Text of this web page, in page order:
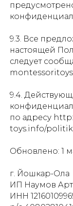
9.3. Все
настоящей
следует
9.4.
по адресу
toys.info/
Обновлено: 1
г. Йошкар-Ола
ИП Наумов
ИНН